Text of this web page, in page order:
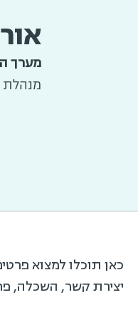
מערך
מנהלת
כאן תוכלו למצוא
יצירת קשר, השכלה,